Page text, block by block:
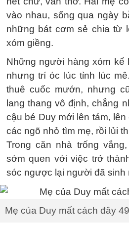
vào nhau, sống qua ngày
những bát cơm sẻ chia từ
xóm giềng.
Những người hàng xóm kể
nhưng trí óc lúc tỉnh lúc
thuê cuốc mướn, nhưng
lang thang vô định, chẳng
cậu bé Duy mới lên tám,
các ngõ nhỏ tìm mẹ, rồi lủi
Trong căn nhà trống
sớm quen với việc trở
sóc ngược lại người đã sinh
Mẹ của Duy mất cách đây